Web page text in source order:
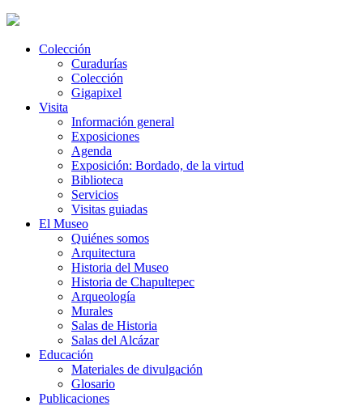
Colección
Curadurías
Colección
Gigapixel
Visita
Información general
Exposiciones
Agenda
Exposición: Bordado, de la virtud
Biblioteca
Servicios
Visitas guiadas
El Museo
Quiénes somos
Arquitectura
Historia del Museo
Historia de Chapultepec
Arqueología
Murales
Salas de Historia
Salas del Alcázar
Educación
Materiales de divulgación
Glosario
Publicaciones